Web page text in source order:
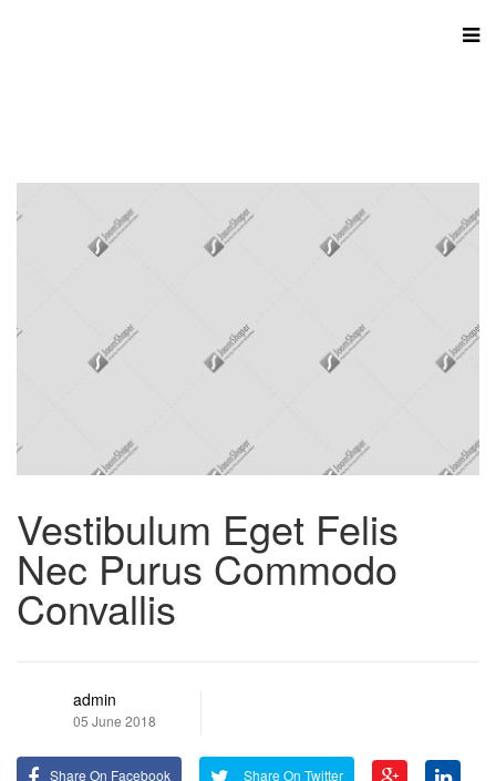
Vestibulum Eget Felis
Nec Purus Commodo
Convallis
admin
05 June 2018
Share On Facebook Share On Twitter